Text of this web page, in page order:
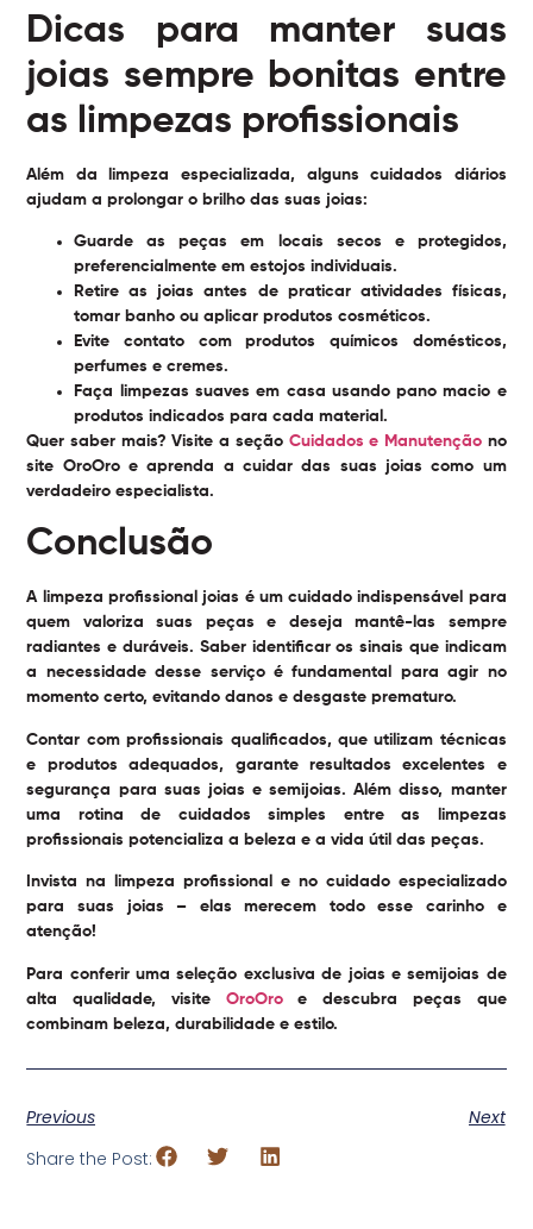
Dicas para manter suas
joias sempre bonitas entre
as limpezas profissionais
Além da limpeza especializada, alguns cuidados diários
ajudam a prolongar o brilho das suas joias:
Guarde as peças em locais secos e protegidos,
preferencialmente em estojos individuais.
Retire as joias antes de praticar atividades físicas,
tomar banho ou aplicar produtos cosméticos.
Evite contato com produtos químicos domésticos,
perfumes e cremes.
Faça limpezas suaves em casa usando pano macio e
produtos indicados para cada material.
Quer saber mais? Visite a seção Cuidados e Manutençãono
site OroOro e aprenda a cuidar das suas joias como um
verdadeiro especialista.
Conclusão
A limpeza profissional joias é um cuidado indispensável para
quem valoriza suas peças e deseja mantê-las sempre
radiantes e duráveis. Saber identificar os sinais que indicam
a necessidade desse serviço é fundamental para agir no
momento certo, evitando danos e desgaste prematuro.
Contar com profissionais qualificados, que utilizam técnicas
e produtos adequados, garante resultados excelentes e
segurança para suas joias e semijoias. Além disso, manter
uma rotina de cuidados simples entre as limpezas
profissionais potencializa a beleza e a vida útil das peças.
Invista na limpeza profissional e no cuidado especializado
para suas joias – elas merecem todo esse carinho e
atenção!
Para conferir uma seleção exclusiva de joias e semijoias de
alta qualidade, visite OroOroe descubra peças que
combinam beleza, durabilidade e estilo.
Previous
Next
Share the Post: